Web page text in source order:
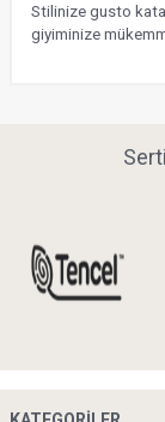
Stilinize gusto
giyiminize